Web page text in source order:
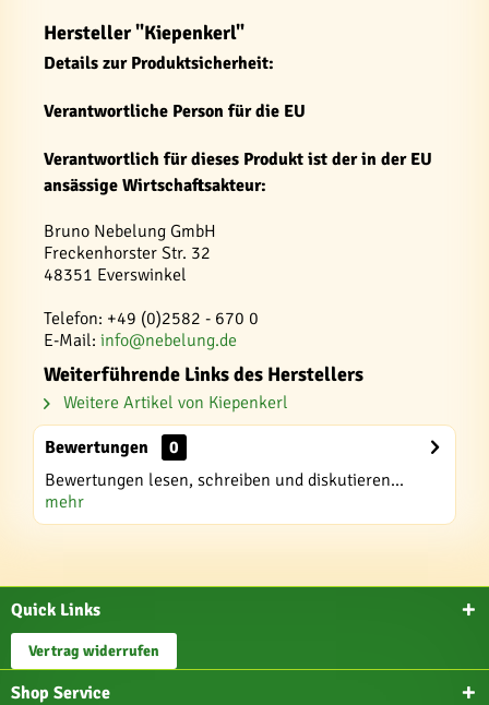
Hersteller "Kiepenkerl"
Details zur Produktsicherheit:
Verantwortliche Person für die EU
Verantwortlich für dieses Produkt ist der in der EU
ansässige Wirtschaftsakteur:
Bruno Nebelung GmbH
Freckenhorster Str. 32
48351 Everswinkel
Telefon: +49 (0)2582 - 670 0
E-Mail: info@nebelung.de
Weiterführende Links des Herstellers
Weitere Artikel von Kiepenkerl
Bewertungen
0
Bewertungen lesen, schreiben und diskutieren...
mehr
Quick Links
Vertrag widerrufen
Shop Service